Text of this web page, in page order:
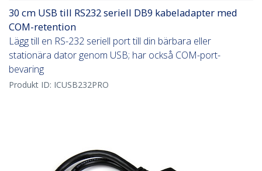
30 cm USB till RS232 seriell DB9 kabeladapter med
COM-retention
Lägg till en RS-232 seriell port till din bärbara eller
stationära dator genom USB; har också COM-port-
bevaring
Produkt ID: ICUSB232PRO